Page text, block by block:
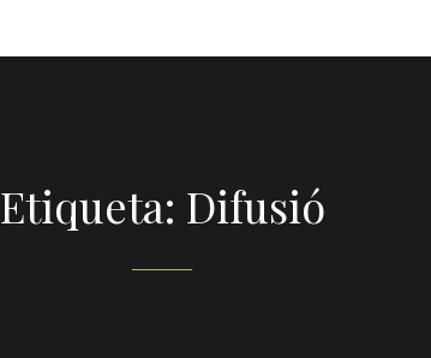
Etiqueta: Difusió